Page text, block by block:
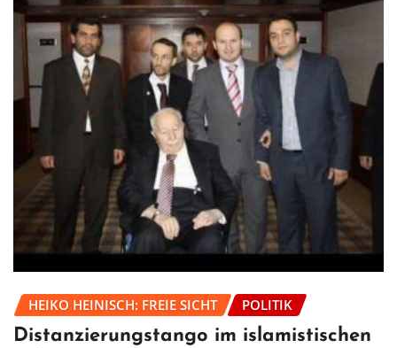
HEIKO HEINISCH: FREIE SICHT POLITIK
Distanzierungstango im islamistischen